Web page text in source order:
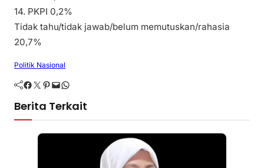
14. PKPI 0,2%
Tidak tahu/tidak jawab/belum memutuskan/rahasia
20,7%
Politik Nasional
Facebook Twitter Pinterest Mail WhatsApp
Berita Terkait